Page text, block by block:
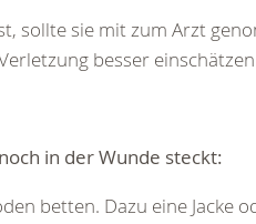
sollte sie mit zum Arzt
besser
in der Wunde steckt:
betten. Dazu eine Jacke